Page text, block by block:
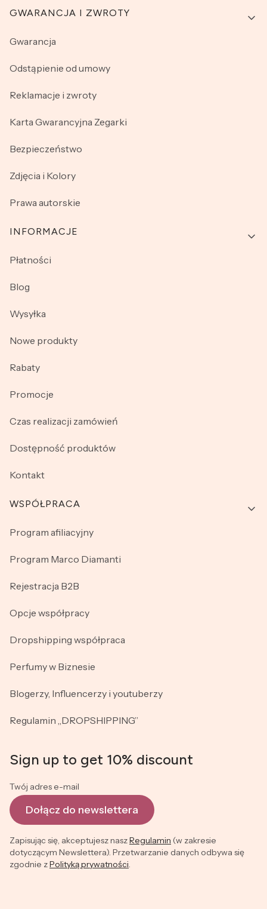
GWARANCJA I ZWROTY
Gwarancja
Odstąpienie od umowy
Reklamacje i zwroty
Karta Gwarancyjna Zegarki
Bezpieczeństwo
Zdjęcia i Kolory
Prawa autorskie
INFORMACJE
Płatności
Blog
Wysyłka
Nowe produkty
Rabaty
Promocje
Czas realizacji zamówień
Dostępność produktów
Kontakt
WSPÓŁPRACA
Program afiliacyjny
Program Marco Diamanti
Rejestracja B2B
Opcje współpracy
Dropshipping współpraca
Perfumy w Biznesie
Blogerzy, Influencerzy i youtuberzy
Regulamin „DROPSHIPPING”
Sign up to get 10% discount
Twój adres e-mail
Dołącz do newslettera
Zapisując się, akceptujesz naszRegulamin (w zakresie
dotyczącym Newslettera). Przetwarzanie danych odbywa się
zgodnie zPolityką prywatności.